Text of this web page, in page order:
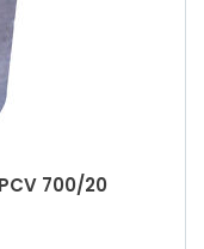
PCV 700/20